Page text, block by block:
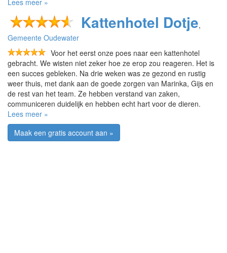
Lees meer »
Kattenhotel Dotje,
Gemeente Oudewater
Voor het eerst onze poes naar een kattenhotel
gebracht. We wisten niet zeker hoe ze erop zou reageren. Het is
een succes gebleken. Na drie weken was ze gezond en rustig
weer thuis, met dank aan de goede zorgen van Marinka, Gijs en
de rest van het team. Ze hebben verstand van zaken,
communiceren duidelijk en hebben echt hart voor de dieren.
Lees meer »
Maak een gratis account aan »